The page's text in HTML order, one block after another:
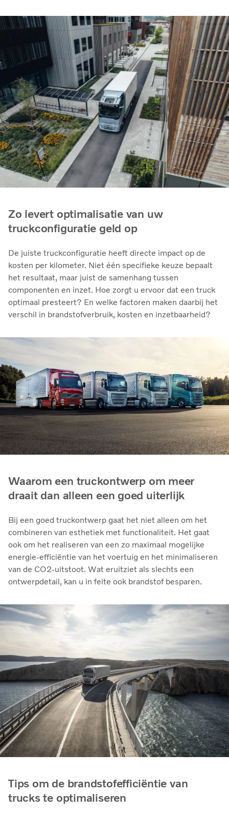
Zo levert optimalisatie van uw
truckconfiguratie geld op
De juiste truckconfiguratie heeft directe impact op de
kosten per kilometer. Niet één specifieke keuze bepaalt
het resultaat, maar juist de samenhang tussen
componenten en inzet. Hoe zorgt u ervoor dat een truck
optimaal presteert? En welke factoren maken daarbij het
verschil in brandstofverbruik, kosten en inzetbaarheid?
Waarom een truckontwerp om meer
draait dan alleen een goed uiterlijk
Bij een goed truckontwerp gaat het niet alleen om het
combineren van esthetiek met functionaliteit. Het gaat
ook om het realiseren van een zo maximaal mogelijke
energie-efficiëntie van het voertuig en het minimaliseren
van de CO2-uitstoot. Wat eruitziet als slechts een
ontwerpdetail, kan u in feite ook brandstof besparen.
Tips om de brandstofefficiëntie van
trucks te optimaliseren